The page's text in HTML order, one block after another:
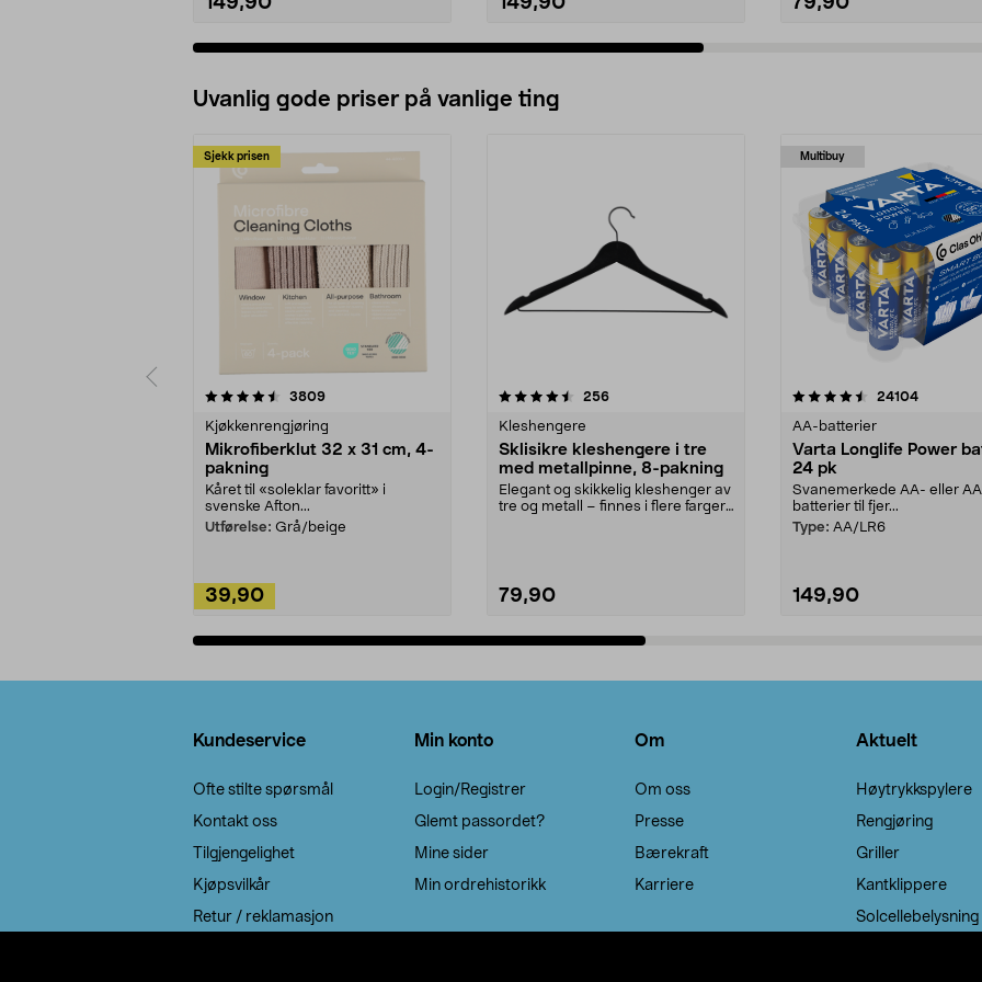
Uvanlig gode priser på vanlige ting
Sjekk prisen
3809anmeldelser
Kjøkkenrengjøring
Mikrofiberklut 32 x 31 cm, 4-
pakning
Kåret til «soleklar favoritt» i
svenske Afton...
Utførelse: Grå/beige
39,90
4.5av 5 stjerner 256anmeldelser
Kleshengere
Sklisikre kleshengere i tre
med metallpinne, 8-pakning
Elegant og skikkelig kleshenger av
tre og metall – finnes i flere farger.
79,90
Multibuy
4.5av 5 stjerner 24104
AA-batterier
Varta Longlife Power
24 pk
Svanemerkede AA- eller
batterier til fjer...
Type: AA/LR6
149,90
4.5av 5 stjerner
Kundeservice
Ofte stilte spørsmål
Kontakt oss
Tilgjengelighet
Kjøpsvilkår
Retur / reklamasjon
Min konto
Login/Registrer
Glemt passordet?
Mine sider
Min ordrehistorikk
Om
Om oss
Presse
Bærekraft
Karriere
Aktuelt
Høytrykkspylere
Rengjøring
Griller
Kantklippere
Solcellebelysning